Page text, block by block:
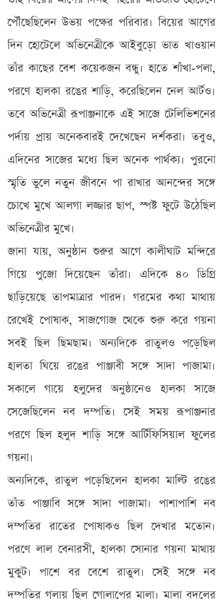
পৌঁছেছিলেন উভয় পক্ষের পরিবার। বিয়ের আগের
দিন হোটেলে অভিনেত্রীকে আইবুড়ো ভাত খাওয়ান
তাঁর কাছের বেশ কয়েকজন বন্ধু। হাতে শাঁখা-পলা,
পরণে হালকা রঙের শাড়ি, করেছিলেন নেল আর্টও।
তবে অভিনেত্রী রূপাঞ্জনাকে এই সাজে টেলিভিশনের
পর্দায় প্রায় অনেকবারই দেখেছেন দর্শকরা। তবুও,
এদিনের সাজের মধ্যে ছিল অনেক পার্থক্য। পুরনো
স্মৃতি ভুলে নতুন জীবনে পা রাখার আনন্দের সঙ্গে
চোখে মুখে আলগা লজ্জার ছাপ, স্পষ্ট ফুটে উঠেছিল
অভিনেত্রীর মুখে।
জানা যায়, অনুষ্ঠান শুরুর আগে কালীঘাট মন্দিরে
গিয়ে পুজো দিয়েছেন তাঁরা। এদিকে ৪০ ডিগ্রি
ছাড়িয়েছে তাপমাত্রার পারদ। গরমের কথা মাথায়
রেখেই পোষাক, সাজগোজ থেকে শুরু করে গয়না
সবই ছিল ছিমছাম। অন্যদিকে রাতুলও পড়েছিল
হালতা ঘিয়ে রঙের পাঞ্জাবী সঙ্গে সাদা পাজামা।
সকালে গায়ে হলুদের অনুষ্ঠানেও হালকা সাজে
সেজেছিলেন নব দম্পতি। সেই সময় রূপাঞ্জনার
পরণে ছিল হলুদ শাড়ি সঙ্গে আর্টিফিসিয়াল ফুলের
গয়না।
অন্যদিকে, রাতুল পড়েছিলেন হালকা মাল্টি রঙের
তাঁত পাঞ্জাবি সঙ্গে সাদা পাজামা। পাশাপাশি নব
দম্পতির রাতের পোষাকও ছিল দেখার মতোন।
পরণে লাল বেনারসী, হালকা সোনার গয়না মাথায়
মুকুট। পাশে বর বেশে রাতুল। সেই সঙ্গে নব
দম্পতির গলায় ছিল গোলাপের মালা। মালা বদলের